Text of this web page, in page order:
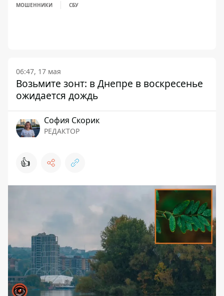
МОШЕННИКИ СБУ
06:47, 17 мая
Возьмите зонт: в Днепре в воскресенье
ожидается дождь
София Скорик
РЕДАКТОР
👍